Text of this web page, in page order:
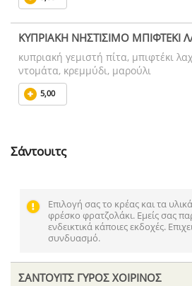
ΚΥΠΡΙΑΚΗ ΝΗΣΤΙΣΙΜΟ ΜΠΙΦΤΕΚΙ
κυπριακή γεμιστή πίτα, μπιφτέκι
ντομάτα, κρεμμύδι, μαρούλι
5,00
Σάντουιτς
Επιλογή σας το κρέας και τα
φρέσκο φρατζολάκι. Εμείς σας
ενδεικτικά κάποιες εκδοχές.
συνδυασμό.
ΣΑΝΤΟΥΙΤΣ ΓΥΡΟΣ ΧΟΙΡΙΝΟΣ